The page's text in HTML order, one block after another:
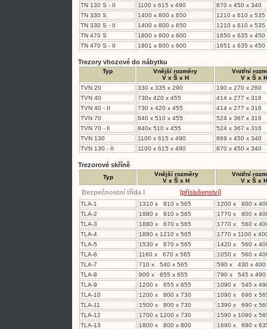
TN 130 S - II
1100 x 615 x 490
870 x 450 x 340
TN 330 S
1400 x 800 x 650
1210 x 610 x 535
TN 330 S - II
1400 x 800 x 650
1210 x 610 x 535
TN 470 S
1800 x 800 x 600
1650 x 635 x 450
TN 470 S - II
1801 x 800 x 600 1651 x 635 x 450
Trezory vhozové do nábytku
Typ
Vnější rozměry
V x Š x H
Vnitřní
V x Š x H
TVN 20
330 x 335 x 290
190 x 270 x 260
TVN 40
730x 420 x 455
414 x 277 x 316
TVN 40 - II
730 x 420 x 455
414 x 277 x 316
TVN 70
840 x 510 x 455
524 x 367 x 316
TVN 70 - Il
840x 510 x 455
524 x 367 x 316
TVN 130
1100 x 615 x 490
869 x 450 x 340
TVN 130 - II
1100 x 615 x 490 870 x 450 x 340
Trezorové skříně
Typ
Vnější rozměry
V x Š x H
Vnitřní
V x Š x H
Bezpečnostní třída I [příslušenství]
TLA-1 1310 x 910 x 565
1200 x 800 x
TLA-2
1880 x 910 x 565
1770 x 800 x
TLA-3
1880 x 670 x 565
1770 x 560 x
TLA-4
1880 x 1210 x 565
1770 x 1100 x
TLA-5
1530 x 670 x 565
1420 x 560 x
TLA-6
1160 x 670 x 565
1050 x 560 x
TLA-7
710 x 540 x 565
590 x 430 x 400
TLA-8
900 x 655 x 655
790 x 545 x 490
TLA-9
1200 x 655 x 655
1090 x 545 x
TLA-10
1200 x 800 x 730
1090 x 690 x
TLA-11
1500 x 800 x 730
1390 x 690 x
TLA-12
1700 x 1200 x 730
1590 x 1090 x
TLA-13
1800 x 800 x 800 1690 x 690 x